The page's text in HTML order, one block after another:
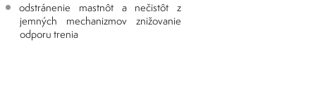
odstránenie mastnôt a nečistôt z
jemných mechanizmov znižovanie
odporu trenia